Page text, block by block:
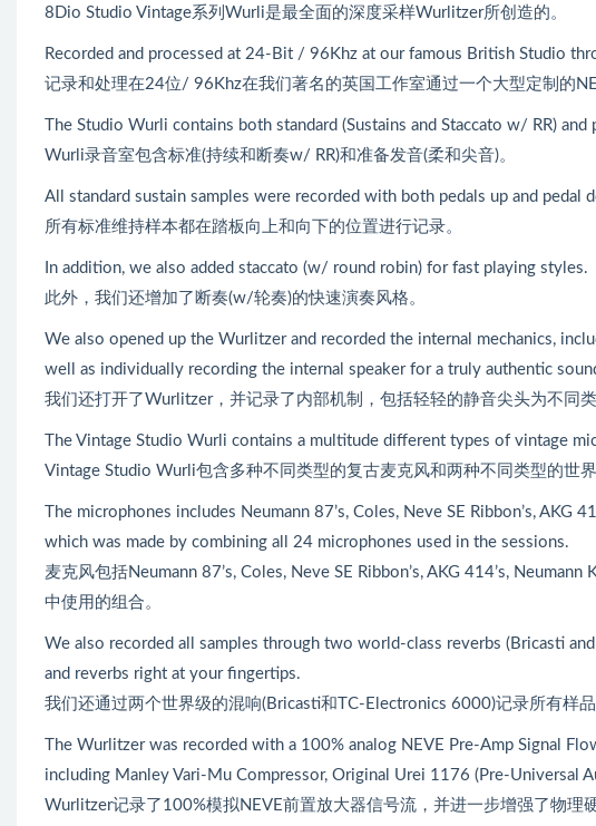
8Dio Studio Vintage系列Wurli是最全面的深度采样Wurlitzer所创造的。
Recorded and processed at 24-Bit / 96Khz at our famous British Studio
记录和处理在24位/ 96Khz在我们著名的英国工作室通过一个大型定制的
The Studio Wurli contains both standard (Sustains and Staccato w/ RR)
Wurli录音室包含标准(持续和断奏w/ RR)和准备发音(柔和尖音)。
All standard sustain samples were recorded with both pedals up and pedal
所有标准维持样本都在踏板向上和向下的位置进行记录。
In addition, we also added staccato (w/ round robin) for fast playing styles.
此外，我们还增加了断奏(w/轮奏)的快速演奏风格。
We also opened up the Wurlitzer and recorded the internal mechanics,
well as individually recording the internal speaker for a truly authentic
我们还打开了Wurlitzer，并记录了内部机制，包括轻轻的静音尖头为不同
The Vintage Studio Wurli contains a multitude different types of vintage
Vintage Studio Wurli包含多种不同类型的复古麦克风和两种不同类型的世界
The microphones includes Neumann 87’s, Coles, Neve SE Ribbon’s, AKG
which was made by combining all 24 microphones used in the sessions.
麦克风包括Neumann 87’s, Coles, Neve SE Ribbon’s, AKG 414’s,
中使用的组合。
We also recorded all samples through two world-class reverbs (Bricasti
and reverbs right at your fingertips.
我们还通过两个世界级的混响(Bricasti和TC-Electronics 6000)记录所有样
The Wurlitzer was recorded with a 100% analog NEVE Pre-Amp Signal
including Manley Vari-Mu Compressor, Original Urei 1176 (Pre-Universal
Wurlitzer记录了100%模拟NEVE前置放大器信号流，并进一步增强了物